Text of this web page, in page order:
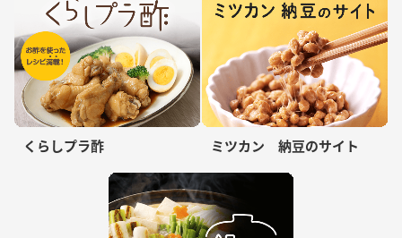
くらしプラ酢 ミツカン 納豆のサイト